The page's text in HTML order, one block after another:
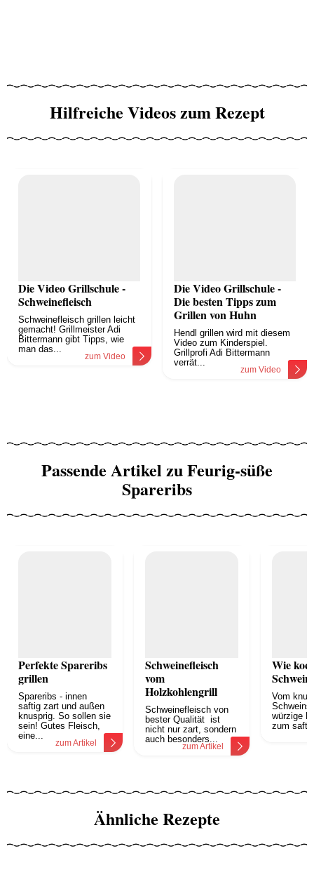
Hilfreiche Videos zum Rezept
Die Video Grillschule -
Schweinefleisch
Schweinefleisch grillen leicht
gemacht! Grillmeister Adi
Bittermann gibt Tipps, wie
man das...
zum Video
Die Video Grillschule -
Die besten Tipps zum
Grillen von Huhn
Hendl grillen wird mit diesem
Video zum Kinderspiel.
Grillprofi Adi Bittermann
verrät...
zum Video
Passende Artikel zu Feurig-süße
Spareribs
Perfekte Spareribs
grillen
Spareribs - innen
saftig zart und außen
knusprig. So sollen sie
sein! Gutes Fleisch,
eine...
zum Artikel
Schweinefleisch
vom
Holzkohlengrill
Schweinefleisch von
bester Qualität ist
nicht nur zart, sondern
auch besonders...
zum Artikel
Wie
Vom
würzige
zum
Ähnliche Rezepte